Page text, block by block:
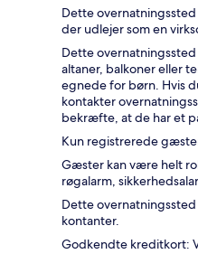
Dette
der udlejer som en
Dette
altaner, balkoner eller
egnede for børn. Hvis
kontakter
bekræfte, at de har et
Kun registrerede
Gæster kan være helt
røgalarm,
Dette
kontanter.
Godkendte kreditkort: